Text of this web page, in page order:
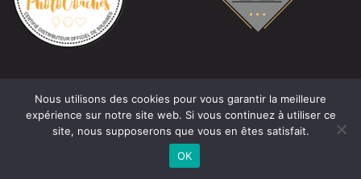
© 2019 Claire-Marie Tramier-David - Photographe Les
photos présentes sur ce site ne sont pas libres de droits.
Nous utilisons des cookies pour vous garantir la meilleure
expérience sur notre site web. Si vous continuez à utiliser ce
site, nous supposerons que vous en êtes satisfait.
OK